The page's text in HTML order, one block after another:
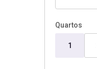
Quartos
1